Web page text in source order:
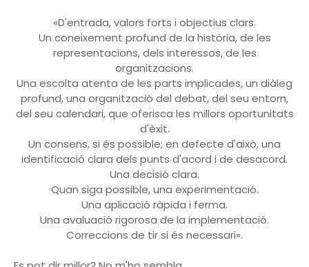
«D'entrada, valors forts i objectius clars.
Un coneixement profund de la història, de les
representacions, dels interessos, de les
organitzacions.
Una escolta atenta de les parts implicades, un diàleg
profund, una organització del debat, del seu entorn,
del seu calendari, que oferisca les millors oportunitats
d'èxit.
Un consens, si és possible; en defecte d'això, una
identificació clara dels punts d'acord i de desacord.
Una decisió clara.
Quan siga possible, una experimentació.
Una aplicació ràpida i ferma.
Una avaluació rigorosa de la implementació.
Correccions de tir si és necessari».